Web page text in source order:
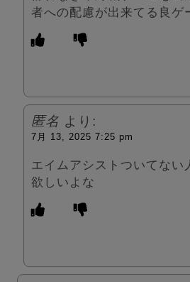
者への配慮が出来てる良ゲ
匿名 より:
7月 13, 2025 7:25 pm
エイムアシストついてない
欲しいよな